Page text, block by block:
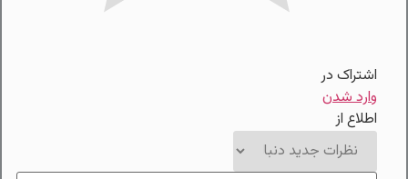
اشتراک در
وارد شدن
اطلاع از